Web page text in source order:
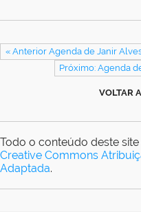
« Anterior Agenda de Janir
Próximo: Agenda
VOLTAR
Todo o conteúdo deste
Creative Commons
Adaptada.